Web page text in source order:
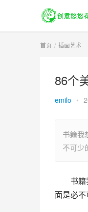
首页 插画艺术
86个
emilo •
书籍我
不可少
书
面是必